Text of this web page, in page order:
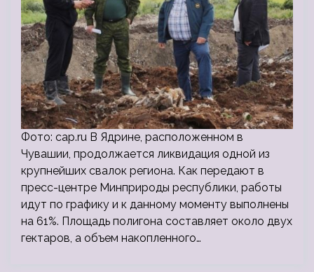
Фото: cap.ru В Ядрине, расположенном в
Чувашии, продолжается ликвидация одной из
крупнейших свалок региона. Как передают в
пресс-центре Минприроды республики, работы
идут по графику и к данному моменту выполнены
на 61%. Площадь полигона составляет около двух
гектаров, а объем накопленного…